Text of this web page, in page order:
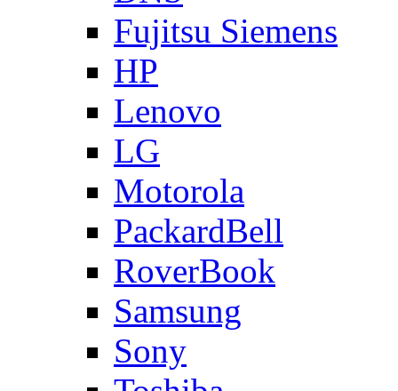
Fujitsu Siemens
HP
Lenovo
LG
Motorola
PackardBell
RoverBook
Samsung
Sony